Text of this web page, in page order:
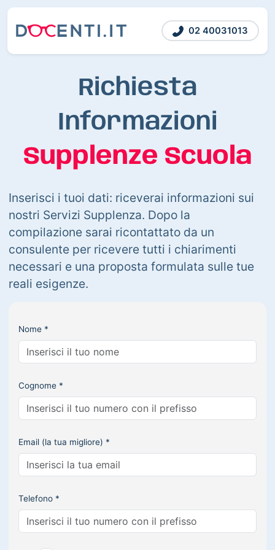
02 40031013
Richiesta
Informazioni
Supplenze Scuola
Inserisci i tuoi dati: riceverai informazioni sui
nostri Servizi Supplenza. Dopo la
compilazione sarai ricontattato da un
consulente per ricevere tutti i chiarimenti
necessari e una proposta formulata sulle tue
reali esigenze.
Nome *
Cognome *
Email (la tua migliore) *
Telefono *